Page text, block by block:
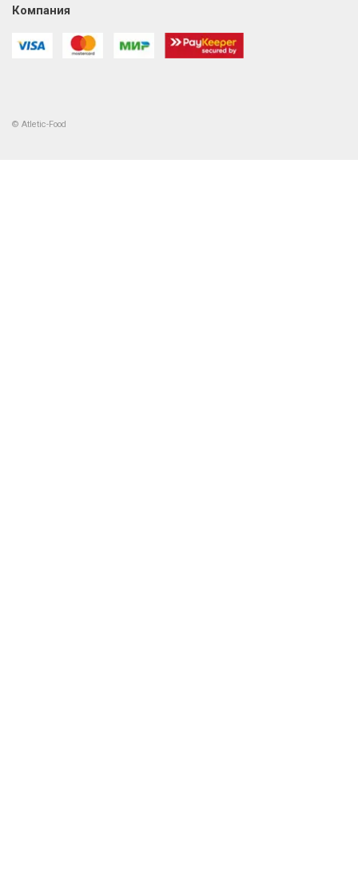
Компания
© Atletic-Food